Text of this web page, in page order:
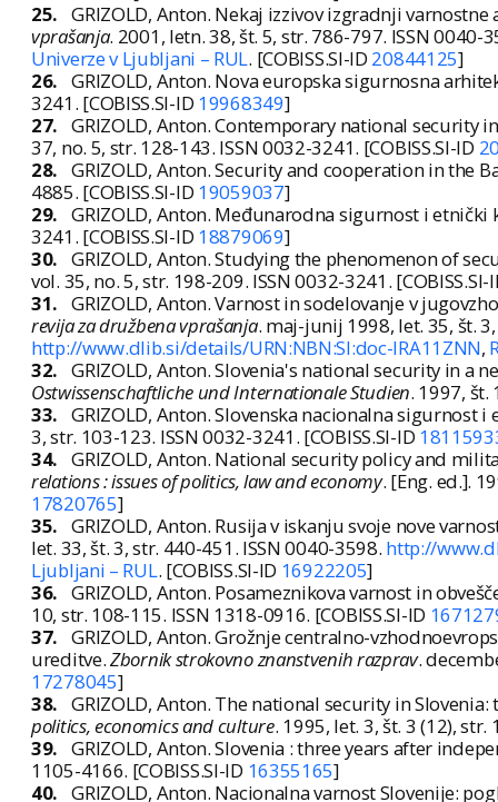
25. GRIZOLD, Anton. Nekaj izzivov izgradnji
vprašanja. 2001, letn. 38, št. 5, str. 786-797. ISSN 0040-
Univerze v Ljubljani – RUL. [COBISS.SI-ID 20844125]
26. GRIZOLD, Anton. Nova europska sigurnosna
3241. [COBISS.SI-ID 19968349]
27. GRIZOLD, Anton. Contemporary national
37, no. 5, str. 128-143. ISSN 0032-3241. [COBISS.SI-ID
28. GRIZOLD, Anton. Security and cooperation in the
4885. [COBISS.SI-ID 19059037]
29. GRIZOLD, Anton. Međunarodna sigurnost i
3241. [COBISS.SI-ID 18879069]
30. GRIZOLD, Anton. Studying the phenomenon of
vol. 35, no. 5, str. 198-209. ISSN 0032-3241. [COBISS.SI-
31. GRIZOLD, Anton. Varnost in sodelovanje v
revija za družbena vprašanja. maj-junij 1998, let. 35, št.
http://www.dlib.si/details/URN:NBN:SI:doc-IRA11ZNN,
32. GRIZOLD, Anton. Slovenia's national security in a
Ostwissenschaftliche und Internationale Studien. 1997, št.
33. GRIZOLD, Anton. Slovenska nacionalna
3, str. 103-123. ISSN 0032-3241. [COBISS.SI-ID
34. GRIZOLD, Anton. National security policy and
relations : issues of politics, law and economy. [Eng. ed.].
17820765]
35. GRIZOLD, Anton. Rusija v iskanju svoje nove
let. 33, št. 3, str. 440-451. ISSN 0040-3598. http://
Ljubljani – RUL. [COBISS.SI-ID 16922205]
36. GRIZOLD, Anton. Posameznikova varnost in
10, str. 108-115. ISSN 1318-0916. [COBISS.SI-ID
37. GRIZOLD, Anton. Grožnje centralno-
ureditve.Zbornik strokovno znanstvenih razprav.
17278045]
38. GRIZOLD, Anton. The national security in
politics, economics and culture. 1995, let. 3, št. 3 (12),
39. GRIZOLD, Anton. Slovenia : three years after
1105-4166. [COBISS.SI-ID 16355165]
40. GRIZOLD, Anton. Nacionalna varnost Slovenije: